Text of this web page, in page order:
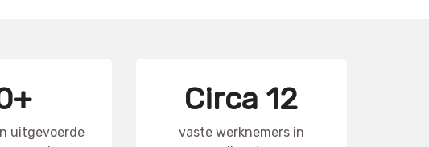
uitgevoerde
Circa 12
vaste werknemers in